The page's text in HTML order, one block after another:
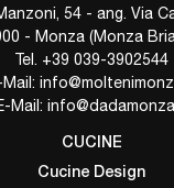
54 - ang. Via
- Monza (Monza
Tel. +39 039-3902544
Mail:
Mail:
CUCINE
Cucine Design